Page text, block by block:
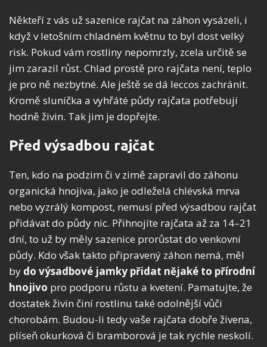
Někteří z vás už sazenice rajčat na záhon vysázeli, i
když v letošním chladném květnu to byl dost velký
risk. Pokud vám rostliny nepomrzly, zcela určitě se
jim zarazil růst. Chlad prostě pro rajčata není, teplo
je pro ně nezbytné. Ale ještě se dá leccos zachránit.
Kromě sluníčka a vyhřáté půdy rajčata potřebují
hodně živin. Tak jim je dopřejte.
Před výsadbou rajčat
Ten, kdo na podzim či v zimě zapravil do záhonu
organická hnojiva, jako je odleželá chlévská mrva
nebo vyzrálý kompost, nemusí před výsadbou rajčat
přidávat do půdy nic. Přihnojíte rajčata až za 14–21
dní, to už by měly sazenice prorůstat do venkovní
půdy. Kdo však takto připravený záhon nemá, měl
by do výsadbové jamky přidat nějaké to přírodní
hnojivo pro podporu růstu a kvetení. Pamatujte, že
dostatek živin činí rostlinu také odolnější vůči
chorobám. Budou-li tedy vaše rajčata dobře živena,
plíseň okurková či bramborová je tak rychle neskolí.